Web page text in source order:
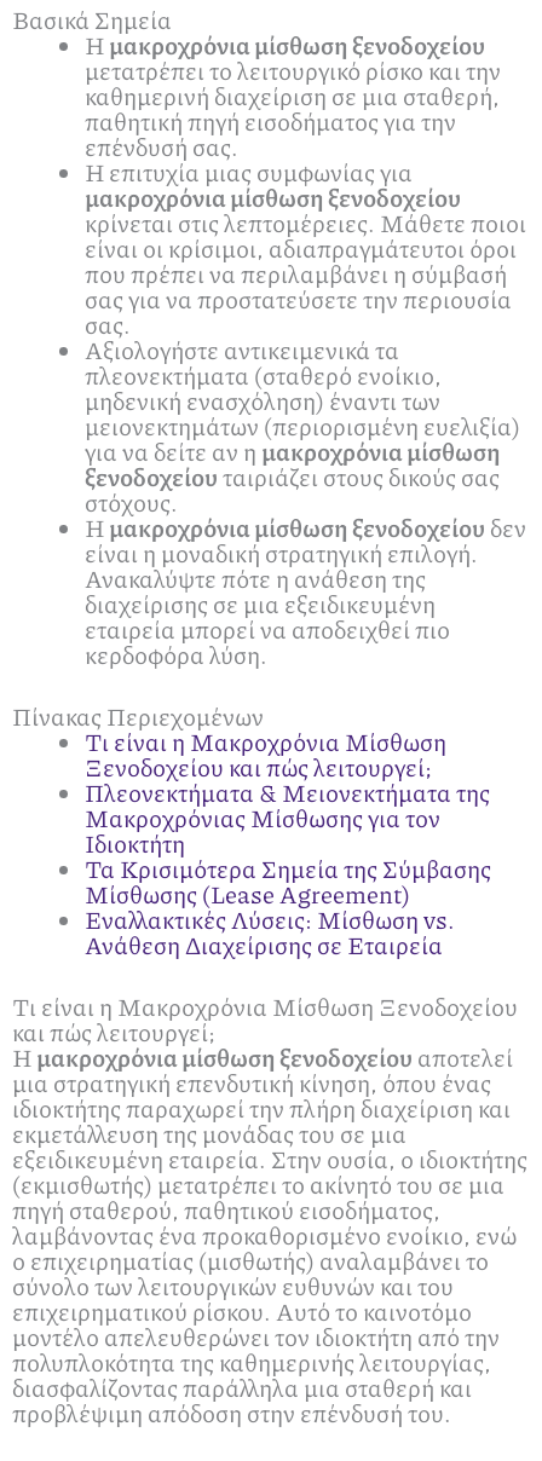
Βασικά Σημεία
Ημακροχρόνια μίσθωση ξενοδοχείου
μετατρέπει το λειτουργικό ρίσκο και την
καθημερινή διαχείριση σε μια σταθερή,
παθητική πηγή εισοδήματος για την
επένδυσή σας.
Η επιτυχία μιας συμφωνίας για
μακροχρόνια μίσθωση ξενοδοχείου
κρίνεται στις λεπτομέρειες. Μάθετε ποιοι
είναι οι κρίσιμοι, αδιαπραγμάτευτοι όροι
που πρέπει να περιλαμβάνει η σύμβασή
σας για να προστατεύσετε την περιουσία
σας.
Αξιολογήστε αντικειμενικά τα
πλεονεκτήματα (σταθερό ενοίκιο,
μηδενική ενασχόληση) έναντι των
μειονεκτημάτων (περιορισμένη ευελιξία)
για να δείτε αν η μακροχρόνια μίσθωση
ξενοδοχείουταιριάζει στους δικούς σας
στόχους.
Ημακροχρόνια μίσθωση ξενοδοχείου δεν
είναι η μοναδική στρατηγική επιλογή.
Ανακαλύψτε πότε η ανάθεση της
διαχείρισης σε μια εξειδικευμένη
εταιρεία μπορεί να αποδειχθεί πιο
κερδοφόρα λύση.
Πίνακας Περιεχομένων
Τι είναι η Μακροχρόνια Μίσθωση
Ξενοδοχείου και πώς λειτουργεί;
Πλεονεκτήματα & Μειονεκτήματα της
Μακροχρόνιας Μίσθωσης για τον
Ιδιοκτήτη
Τα Κρισιμότερα Σημεία της Σύμβασης
Μίσθωσης (Lease Agreement)
Εναλλακτικές Λύσεις: Μίσθωση vs.
Ανάθεση Διαχείρισης σε Εταιρεία
Τι είναι η Μακροχρόνια Μίσθωση Ξενοδοχείου
και πώς λειτουργεί;
Ημακροχρόνια μίσθωση ξενοδοχείου αποτελεί
μια στρατηγική επενδυτική κίνηση, όπου ένας
ιδιοκτήτης παραχωρεί την πλήρη διαχείριση και
εκμετάλλευση της μονάδας του σε μια
εξειδικευμένη εταιρεία. Στην ουσία, ο ιδιοκτήτης
(εκμισθωτής) μετατρέπει το ακίνητό του σε μια
πηγή σταθερού, παθητικού εισοδήματος,
λαμβάνοντας ένα προκαθορισμένο ενοίκιο, ενώ
ο επιχειρηματίας (μισθωτής) αναλαμβάνει το
σύνολο των λειτουργικών ευθυνών και του
επιχειρηματικού ρίσκου. Αυτό το καινοτόμο
μοντέλο απελευθερώνει τον ιδιοκτήτη από την
πολυπλοκότητα της καθημερινής λειτουργίας,
διασφαλίζοντας παράλληλα μια σταθερή και
προβλέψιμη απόδοση στην επένδυσή του.